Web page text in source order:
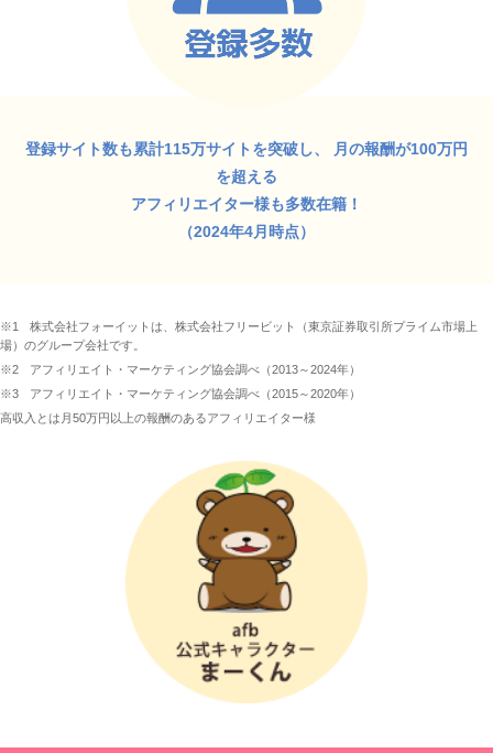
登録サイト数も累計115万サイトを突破し、
月の報酬が100万円
を超える
アフィリエイター様も多数在籍！
（2024年4月時点）
※1
株式会社フォーイットは、株式会社フリービット（東京証券取引所プライム市場上
場）のグループ会社です。
※2
アフィリエイト・マーケティング協会調べ（2013～2024年）
※3
アフィリエイト・マーケティング協会調べ（2015～2020年）
高収入とは月50万円以上の報酬のあるアフィリエイター様